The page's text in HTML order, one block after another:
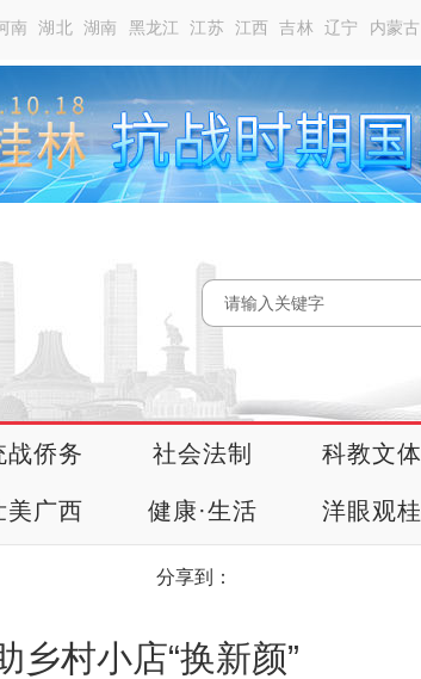
南 湖北 湖南 黑龙江 江苏 江西 吉林 辽宁 内蒙古
战侨务 社会法制 科教文体
美广西 健康·生活 洋眼观桂
分享到：
乡村小店“换新颜”